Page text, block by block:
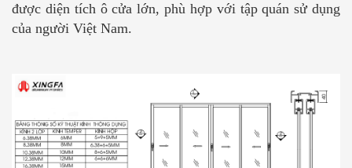
được diện tích ô cửa lớn, phù hợp với tập quán sử dụng
của người Việt Nam.